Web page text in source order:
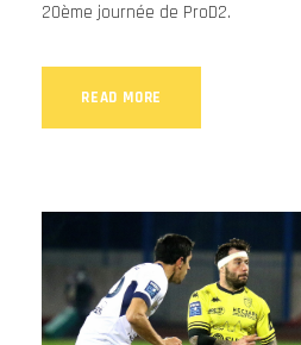
20ème journée de ProD2.
READ MORE